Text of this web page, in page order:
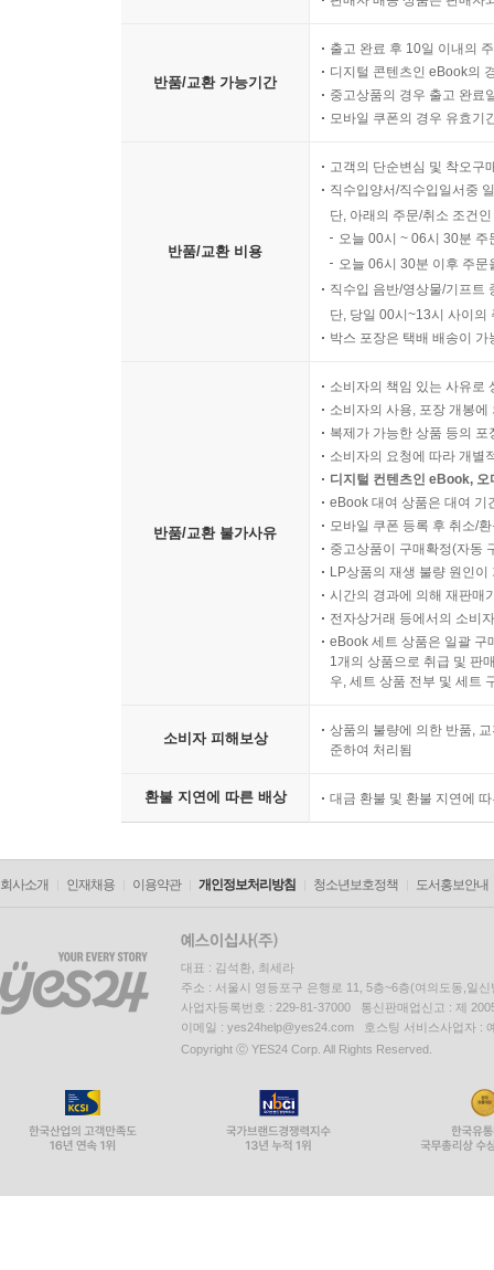
반품/교환 가능기간
출고 완료 후 10일 이내의
디지털 콘텐츠인 eBook의
중고상품의 경우 출고 완료
모바일 쿠폰의 경우 유효기
반품/교환 비용
고객의 단순변심 및 착오구
직수입양서/직수입일서중
단, 아래의 주문/취소 조건
오늘 00시 ~ 06시 30분
오늘 06시 30분 이후 주
직수입 음반/영상물/기프트
단, 당일 00시~13시 사이의
박스 포장은 택배 배송이
반품/교환 불가사유
소비자의 책임 있는 사유로
소비자의 사용, 포장 개봉
복제가 가능한 상품 등의
소비자의 요청에 따라 개별
디지털 컨텐츠인 eBook,
eBook 대여 상품은 대여 기
모바일 쿠폰 등록 후 취소/
중고상품이 구매확정(자동
LP상품의 재생 불량 원인
시간의 경과에 의해 재판매
전자상거래 등에서의 소비
eBook 세트 상품은 일괄 구
1개의 상품으로 취급 및 판
우, 세트 상품 전부 및 세트
소비자 피해보상
상품의 불량에 의한 반품,
준하여 처리됨
환불 지연에 따른 배상 대금 환불 및 환불 지연에
회사소개 인재채용 이용약관 개인정보처리방침 청소년보호정책 도서홍보안내
대표 : 김석환, 최세라
주소 : 서울시 영등포구 은행로 11, 5층~6층(여의도동,일신
사업자등록번호 : 229-81-37000 통신판매업신고 : 제
이메일 : yes24help@yes24.com 호스팅 서비스사업자 :
Copyright ⓒ YES24 Corp. All Rights Reserved.